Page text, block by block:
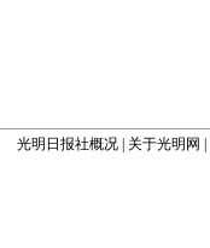
光明日报社概况 关于光明网